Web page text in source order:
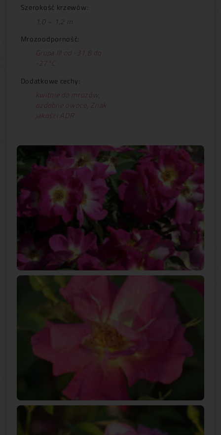
Szerokość krzewów:
1,0 – 1,2 m
Mrozoodporność:
Grupa III od -31,8 do
-27°C
Dodatkowe cechy:
kwitnie do mrozów,
ozdobne owoce, Znak
jakości ADR